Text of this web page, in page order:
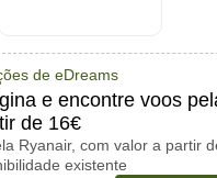
de eDreams
e encontre voos
de 16€
Ryanair, com valor a partir
existente